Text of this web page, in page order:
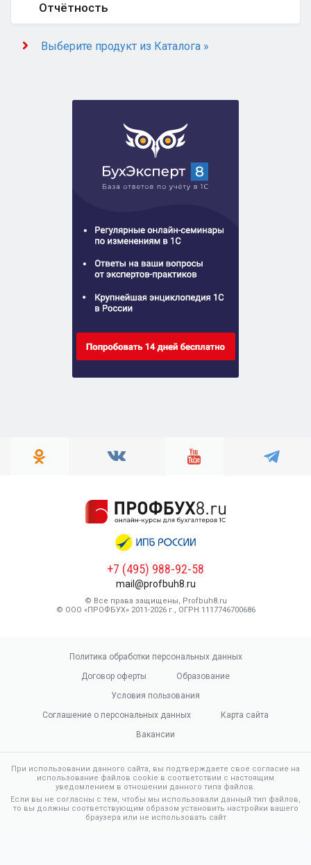
Отчётность
Выберите продукт из Каталога »
+7 (495) 988-92-58
mail@profbuh8.ru
© Все права защищены, Profbuh8.ru
© ООО «ПРОФБУХ» 2011-2026 г., ОГРН 1117746700686
Политика обработки персональных данных
Договор оферты
Образование
Условия пользования
Соглашение о персональных данных
Карта сайта
Вакансии
При использовании данного сайта, вы подтверждаете свое согласие на
использование файлов cookie в соответствии с настоящим
уведомлением в отношении данного типа файлов.
Если вы не согласны с тем, чтобы мы использовали данный тип файлов,
то вы должны соответствующим образом установить настройки вашего
браузера или не использовать сайт